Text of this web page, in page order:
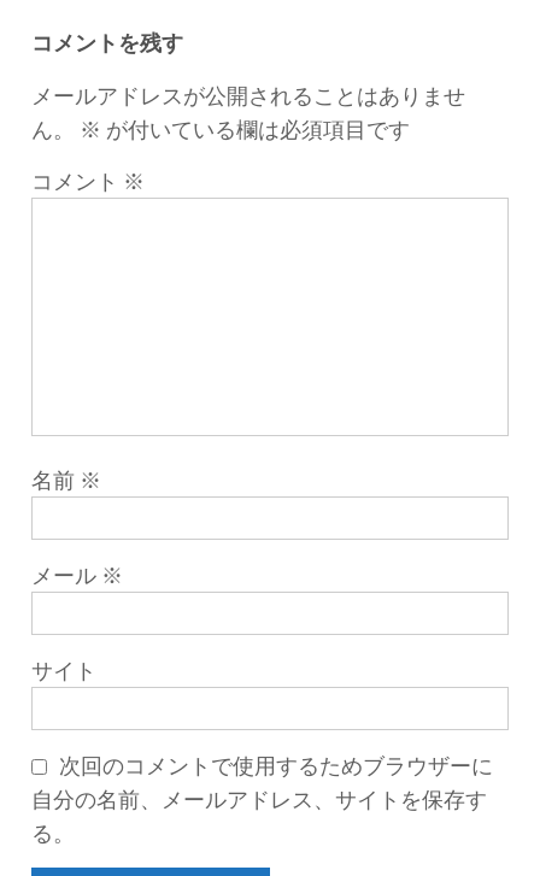
ョ
コメントを残す
メールアドレスが公開されることはありませ
ん。
※ が付いている欄は必須項目です
コメント ※
名前 ※
メール ※
サイト
次回のコメントで使用するためブラウザーに
自分の名前、メールアドレス、サイトを保存す
る。